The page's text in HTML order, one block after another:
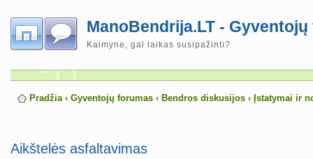
ManoBendrija.LT -
Kaimyne, gal laikas susipažinti?
Pradžia ‹ Gyventojų forumas ‹ Bendros diskusijos ‹ Įstatymai ir
Aikštelės asfaltavimas